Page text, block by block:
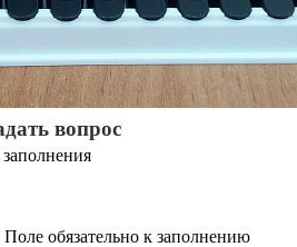
вопрос
Поле обязательно к заполнению